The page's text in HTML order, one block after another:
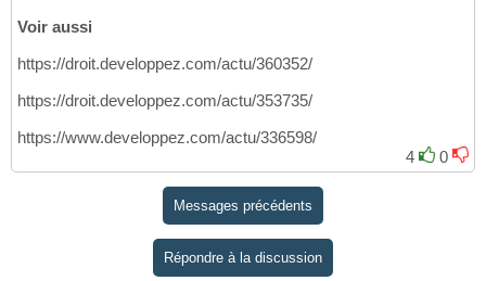
Voir aussi
https://droit.developpez.com/actu/360352/
https://droit.developpez.com/actu/353735/
https://www.developpez.com/actu/336598/
4
0
Messages précédents
Répondre à la discussion